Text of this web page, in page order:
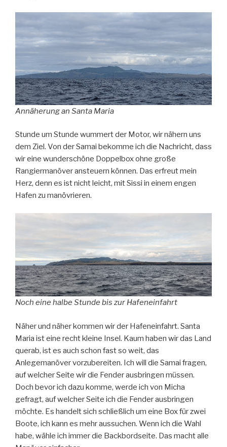
Annäherung an Santa Maria
Stunde um Stunde wummert der Motor, wir nähern uns
dem Ziel. Von der Samai bekomme ich die Nachricht, dass
wir eine wunderschöne Doppelbox ohne große
Rangiermanöver ansteuern können. Das erfreut mein
Herz, denn es ist nicht leicht, mit Sissi in einem engen
Hafen zu manövrieren.
Noch eine halbe Stunde bis zur Hafeneinfahrt
Näher und näher kommen wir der Hafeneinfahrt. Santa
Maria ist eine recht kleine Insel. Kaum haben wir das Land
querab, ist es auch schon fast so weit, das
Anlegemanöver vorzubereiten. Ich will die Samai fragen,
auf welcher Seite wir die Fender ausbringen müssen.
Doch bevor ich dazu komme, werde ich von Micha
gefragt, auf welcher Seite ich die Fender ausbringen
möchte. Es handelt sich schließlich um eine Box für zwei
Boote, ich kann es mehr aussuchen. Wenn ich die Wahl
habe, wähle ich immer die Backbordseite. Das macht alle